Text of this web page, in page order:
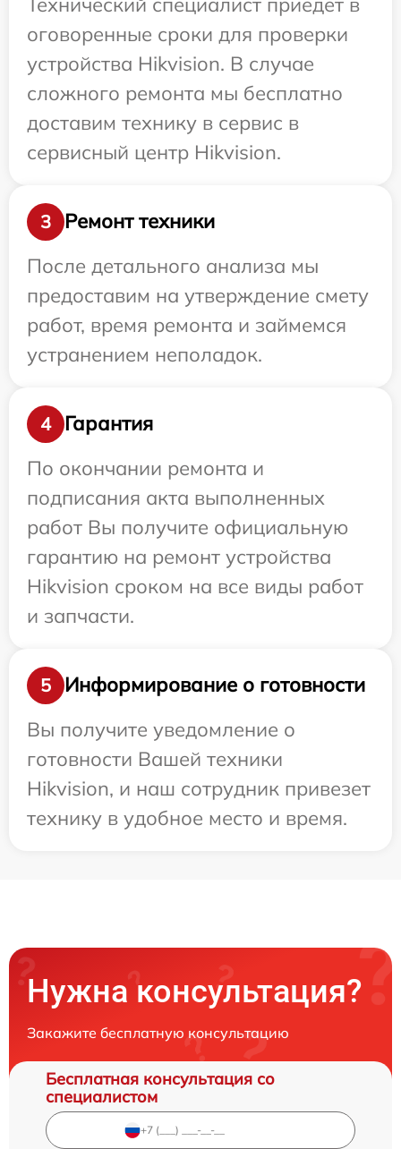
оговоренные сроки для проверки
устройства Hikvision. В случае
сложного ремонта мы бесплатно
доставим технику в сервис в
сервисный центр Hikvision.
3
Ремонт техники
После детального анализа мы
предоставим на утверждение смету
работ, время ремонта и займемся
устранением неполадок.
4
Гарантия
По окончании ремонта и
подписания акта выполненных
работ Вы получите официальную
гарантию на ремонт устройства
Hikvision сроком на все виды работ
и запчасти.
5
Информирование о готовности
Вы получите уведомление о
готовности Вашей техники
Hikvision, и наш сотрудник привезет
технику в удобное место и время.
Нужна консультация?
Закажите бесплатную консультацию
Бесплатная консультация со
специалистом